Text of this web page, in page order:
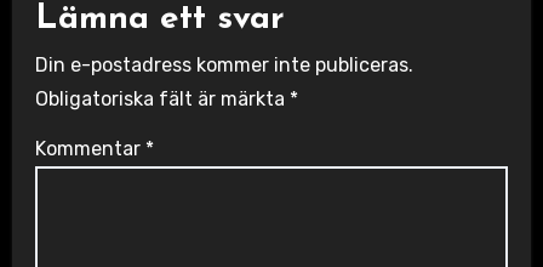
Lämna ett svar
Din e-postadress kommer inte publiceras.
Obligatoriska fält är märkta *
Kommentar *